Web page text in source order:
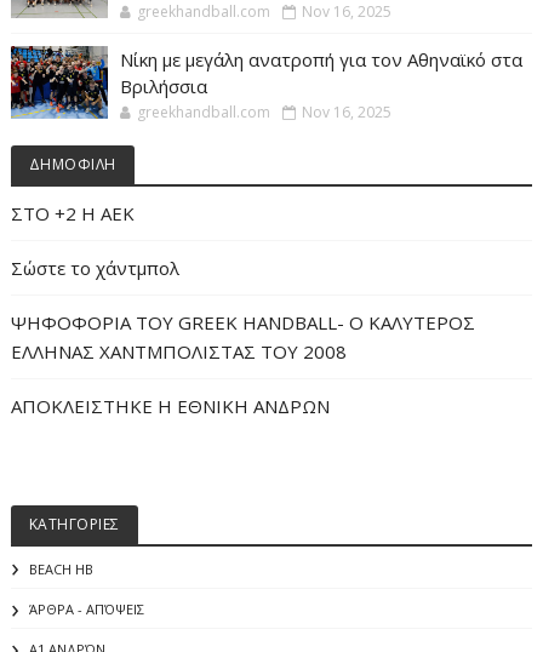
greekhandball.com Nov 16, 2025
Νίκη με μεγάλη ανατροπή για τον Αθηναϊκό στα
Βριλήσσια
greekhandball.com Nov 16, 2025
ΔΗΜΟΦΙΛΗ
ΣΤΟ +2 Η ΑΕΚ
Σώστε το χάντμπολ
ΨΗΦΟΦΟΡΙΑ ΤΟΥ GREEK HANDBALL- O ΚΑΛΥΤΕΡΟΣ
ΕΛΛΗΝΑΣ ΧΑΝΤΜΠΟΛΙΣΤΑΣ ΤΟΥ 2008
ΑΠΟΚΛΕΙΣΤΗΚΕ Η ΕΘΝΙΚΗ ΑΝΔΡΩΝ
ΚΑΤΗΓΟΡΙΕΣ
BEACH HB
ΆΡΘΡΑ - ΑΠΌΨΕΙΣ